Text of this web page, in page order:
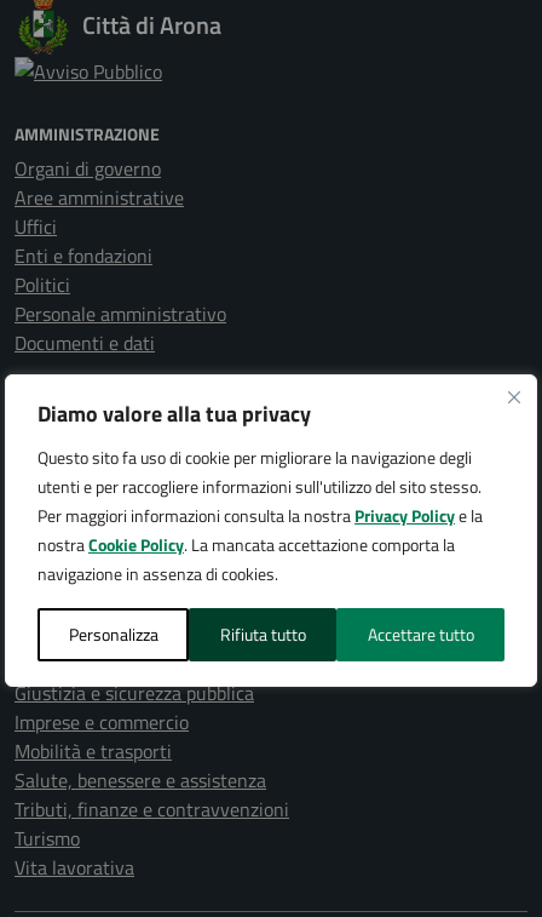
Diamo valore alla tua privacy
Questo sito fa uso di cookie per migliorare la navigazione degli
utenti e per raccogliere informazioni sull'utilizzo del sito stesso.
Per maggiori informazioni consulta la nostraPrivacy Policye la
nostraCookie Policy. La mancata accettazione comporta la
navigazione in assenza di cookies.
Personalizza Rifiuta tutto Accettare tutto
Città di Arona
AMMINISTRAZIONE
Organi di governo
Aree amministrative
Uffici
Enti e fondazioni
Politici
Personale amministrativo
Documenti e dati
CATEGORIE DI SERVIZIO
Agricoltura e pesca
Ambiente
Anagrafe e stato civile
Appalti pubblici
Autorizzazioni
Catasto e urbanistica
Cultura e tempo libero
Educazione e formazione
Giustizia e sicurezza pubblica
Imprese e commercio
Mobilità e trasporti
Salute, benessere e assistenza
Tributi, finanze e contravvenzioni
Turismo
Vita lavorativa